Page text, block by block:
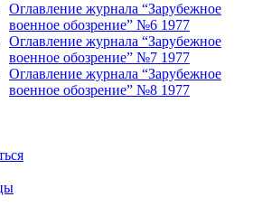
Оглавление журнала “Зарубежное
военное обозрение” №6 1977
Оглавление журнала “Зарубежное
военное обозрение” №7 1977
Оглавление журнала “Зарубежное
военное обозрение” №8 1977